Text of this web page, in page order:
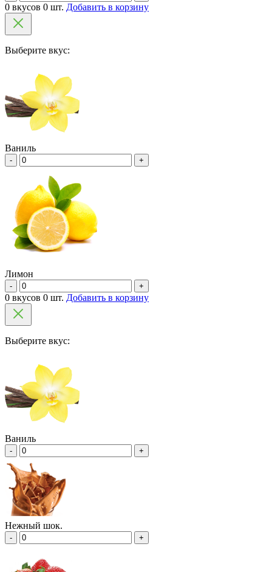
0 вкусов 0 шт. Добавить в корзину
Выберите вкус:
Ваниль
- +
Лимон
- +
0 вкусов 0 шт. Добавить в корзину
Выберите вкус:
Ваниль
- +
Нежный шок.
- +